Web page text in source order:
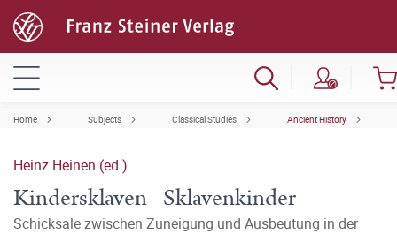
Home Subjects Classical Studies Ancient History
Heinz Heinen (ed.)
Kindersklaven - Sklavenkinder
Schicksale zwischen Zuneigung und Ausbeutung in der